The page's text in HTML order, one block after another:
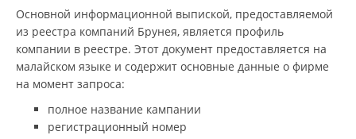
Основной информационной выпиской, предоставляемой
из реестра компаний Брунея, является профиль
компании в реестре. Этот документ предоставляется на
малайском языке и содержит основные данные о фирме
на момент запроса:
полное название кампании
регистрационный номер